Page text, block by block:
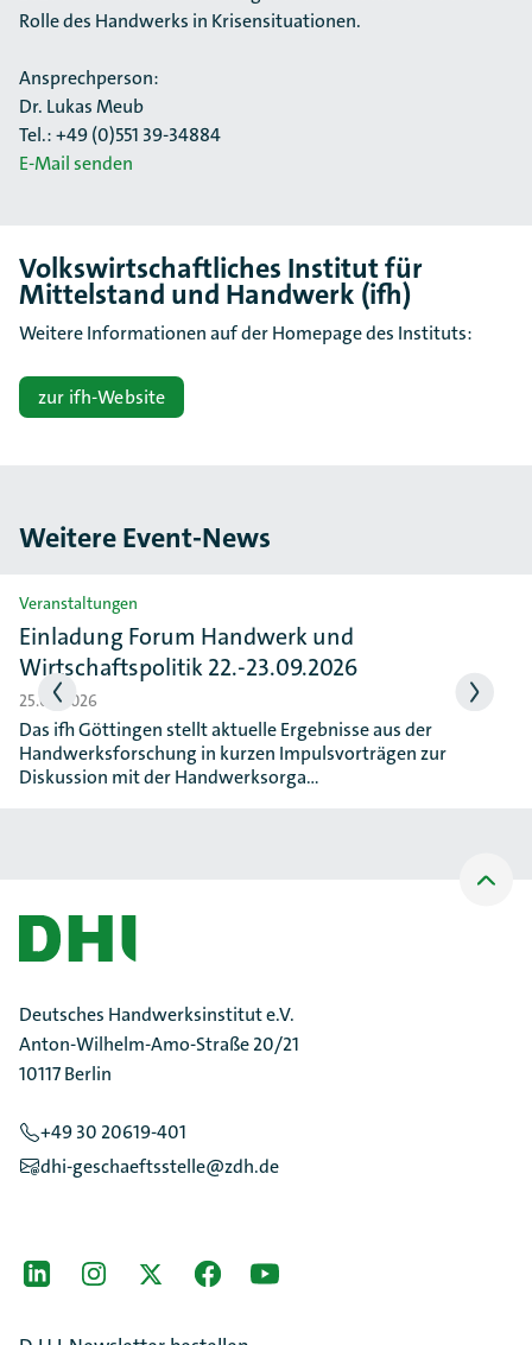
Rolle des Handwerks in Krisensituationen.
Ansprechperson:
Dr. Lukas Meub
Tel.: +49 (0)551 39-34884
E-Mail senden
Volkswirtschaftliches Institut für
Mittelstand und Handwerk (ifh)
Weitere Informationen auf der Homepage des Instituts:
zur ifh-Website
Weitere Event-News
Slider überspringen
Veranstaltungen
Einladung Forum Handwerk und
Wirtschaftspolitik 22.-23.09.2026
25.06.2026
Das ifh Göttingen stellt aktuelle Ergebnisse aus der
Handwerksforschung in kurzen Impulsvorträgen zur
Diskussion mit der Handwerksorga…
oben
Deutsches Handwerksinstitut e.V.
Anton-Wilhelm-Amo-Straße 20/21
10117 Berlin
+49 30 20619-401
dhi-geschaeftsstelle@zdh.de
[Der ZDH in den Sozialen Netzwerken]
LinkedIninstagramTwitterFacebookYoutube